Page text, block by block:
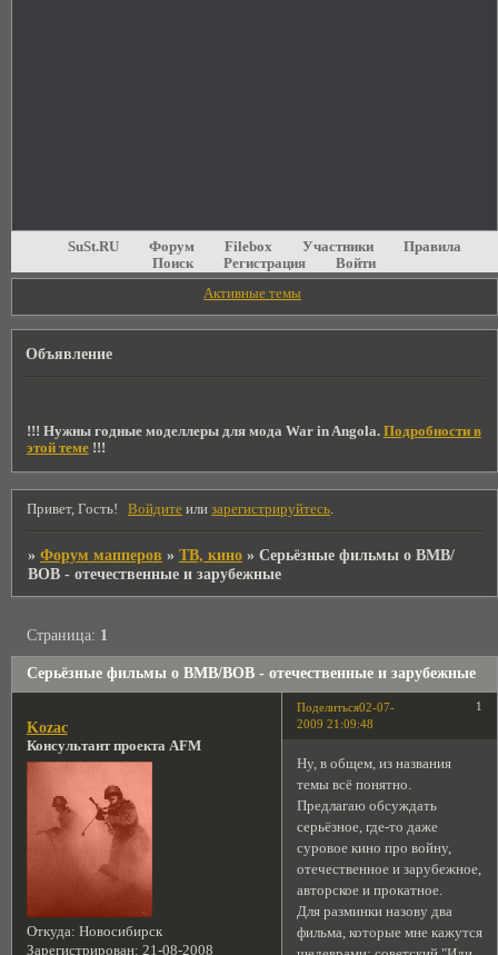
SuSt.RU Форум Filebox Участники
Правила
Поиск
Регистрация
Войти
Активные темы
Объявление
!!! Нужны годные моделлеры для мода War in Angola. Подробности в
этой теме!!!
Привет, Гость! Войдите илизарегистрируйтесь.
»Форум мапперов »ТВ, кино »Серьёзные фильмы о ВМВ/
ВОВ - отечественные и зарубежные
Серьёзные фильмы о ВМВ/ВОВ - отечественные и зарубежные
Страница: 1
Поделиться 1
02-07-
2009 21:09:48
Kozac
Консультант проекта AFM
Откуда: Новосибирск
Зарегистрирован: 21-08-2008
Ну, в общем, из названия
темы всё понятно.
Предлагаю обсуждать
серьёзное, где-то даже
суровое кино про войну,
отечественное и зарубежное,
авторское и прокатное.
Для разминки назову два
фильма, которые мне кажутся